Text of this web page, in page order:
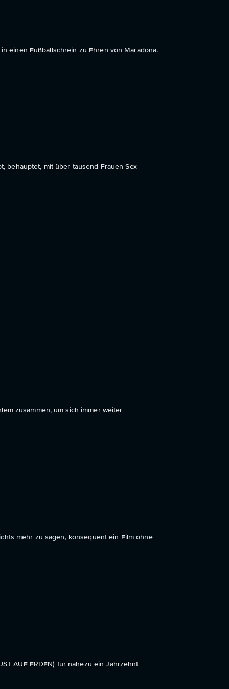
einen Fußballschrein zu Ehren von Maradona.
behauptet, mit über tausend Frauen Sex
zusammen, um sich immer weiter
mehr zu sagen, konsequent ein Film ohne
AUF ERDEN) für nahezu ein Jahrzehnt